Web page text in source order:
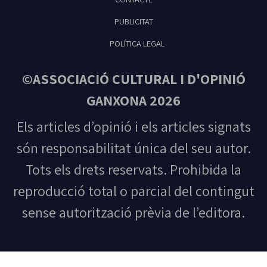
PUBLICITAT
POLÍTICA LEGAL
©ASSOCIACIÓ CULTURAL I D'OPINIÓ
GANXONA 2026
Els articles d’opinió i els articles signats
són responsabilitat única del seu autor.
Tots els drets reservats. Prohibida la
reproducció total o parcial del contingut
sense autorització prèvia de l’editora.